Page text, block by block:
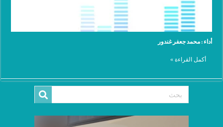
أداء : محمد جعفر غندور
أكمل القراءة »